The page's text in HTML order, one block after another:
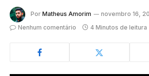
Por Matheus Amorim
novembro 16,
Nenhum comentário
4 Minutos de leitura